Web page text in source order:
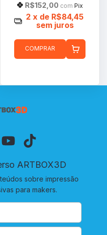
R$152,00 com Pix
2 x de R$84,45
sem juros
COMPRAR
ARTBOX3D
sobre impressão
para makers.